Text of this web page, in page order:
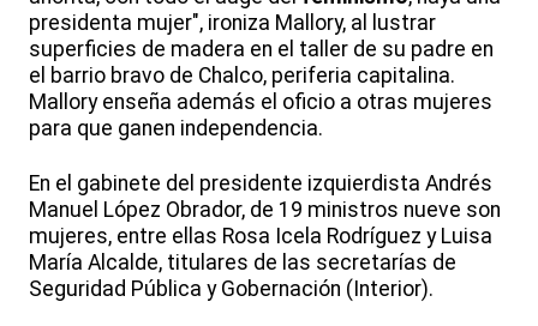
presidenta mujer", ironiza Mallory, al lustrar
superficies de madera en el taller de su padre en
el barrio bravo de Chalco, periferia capitalina.
Mallory enseña además el oficio a otras mujeres
para que ganen independencia.
En el gabinete del presidente izquierdista Andrés
Manuel López Obrador, de 19 ministros nueve son
mujeres, entre ellas Rosa Icela Rodríguez y Luisa
María Alcalde, titulares de las secretarías de
Seguridad Pública y Gobernación (Interior).